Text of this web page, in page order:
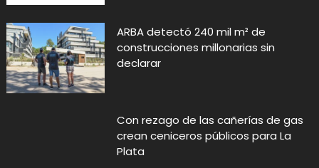
ARBA detectó 240 mil m² de
construcciones millonarias sin
declarar
Con rezago de las cañerías de gas
crean ceniceros públicos para La
Plata